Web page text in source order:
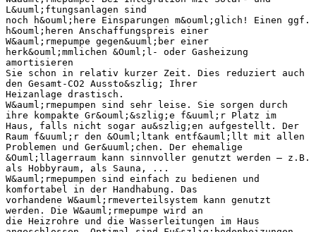
L&uuml;ftungsanlagen sind
noch h&ouml;here Einsparungen m&ouml;glich! Einen ggf.
h&ouml;heren Anschaffungspreis einer
W&auml;rmepumpe gegen&uuml;ber einer
herk&ouml;mmlichen &Ouml;l- oder Gasheizung
amortisieren
Sie schon in relativ kurzer Zeit. Dies reduziert auch
den Gesamt-CO2 Aussto&szlig; Ihrer
Heizanlage drastisch.
W&auml;rmepumpen sind sehr leise. Sie sorgen durch
ihre kompakte Gr&ouml;&szlig;e f&uuml;r Platz im
Haus, falls nicht sogar au&szlig;en aufgestellt. Der
Raum f&uuml;r den &Ouml;ltank entf&auml;llt mit allen
Problemen und Ger&uuml;chen. Der ehemalige
&Ouml;llagerraum kann sinnvoller genutzt werden – z.B.
als Hobbyraum, als Sauna, ...
W&auml;rmepumpen sind einfach zu bedienen und
komfortabel in der Handhabung. Das
vorhandene W&auml;rmeverteilsystem kann genutzt
werden. Die W&auml;rmepumpe wird an
die Heizrohre und die Wasserleitungen im Haus